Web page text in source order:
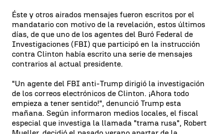
Éste y otros airados mensajes fueron escritos por el
mandatario con motivo de la revelación, estos últimos
días, de que uno de los agentes del Buró Federal de
Investigaciones (FBI) que participó en la instrucción
contra Clinton había escrito una serie de mensajes
contrarios al actual presidente.
"Un agente del FBI anti-Trump dirigió la investigación
de los correos electrónicos de Clinton. ¡Ahora todo
empieza a tener sentido!", denunció Trump esta
mañana. Según informaron medios locales, el fiscal
especial que investiga la llamada "trama rusa", Robert